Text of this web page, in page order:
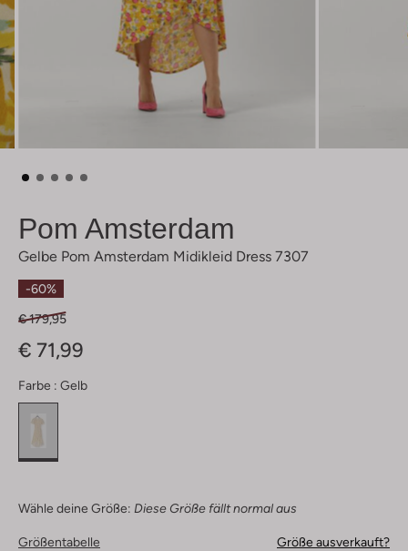
Pom Amsterdam
Gelbe Pom Amsterdam Midikleid Dress 7307
-60%
€ 179,95
€ 71,99
Farbe : Gelb
Wähle deine Größe: Diese Größe fällt normal aus
Größentabelle Größe ausverkauft?